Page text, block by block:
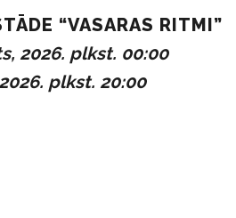
“VASARAS RITMI”
2026. plkst. 00:00
plkst. 20:00